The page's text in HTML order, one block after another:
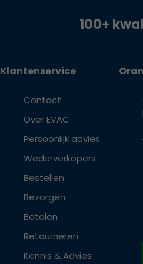
100+
Klantenservice
Contact
Over EVAC
Persoonlijk advies
Wederverkopers
Bestellen
Bezorgen
Betalen
Retourneren
Kennis & Advies